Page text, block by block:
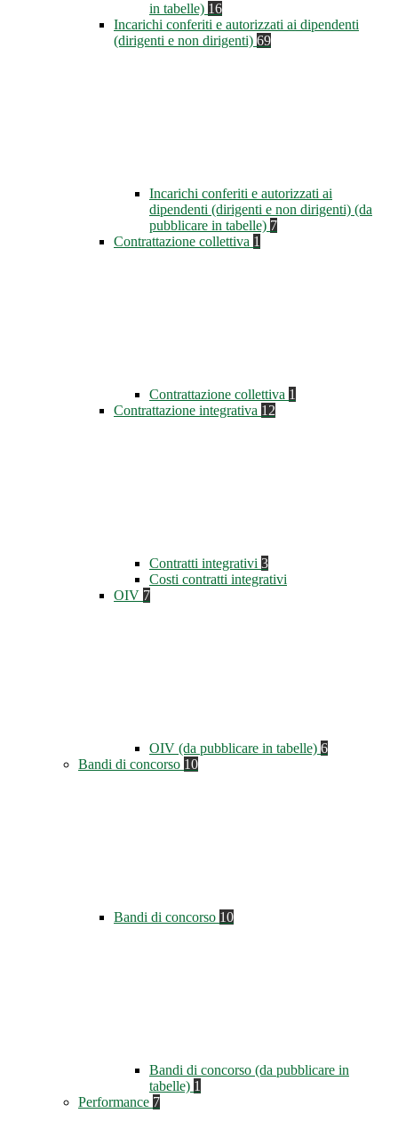
in tabelle) 16
Incarichi conferiti e autorizzati ai dipendenti
(dirigenti e non dirigenti) 69
Incarichi conferiti e autorizzati ai
dipendenti (dirigenti e non dirigenti) (da
pubblicare in tabelle) 7
Contrattazione collettiva 1
Contrattazione collettiva 1
Contrattazione integrativa 12
Contratti integrativi 3
Costi contratti integrativi
OIV 7
OIV (da pubblicare in tabelle) 6
Bandi di concorso 10
Bandi di concorso 10
Bandi di concorso (da pubblicare in
tabelle) 1
Performance 7